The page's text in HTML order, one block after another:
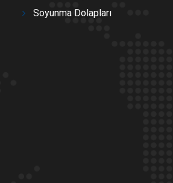
Soyunma Dolapları